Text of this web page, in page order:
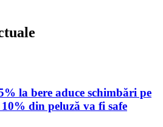
la bere aduce schimbări pe
din peluză va fi safe